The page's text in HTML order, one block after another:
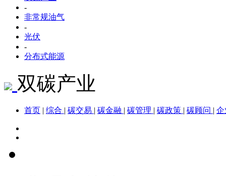
-
非常规油气
-
光伏
-
分布式能源
双碳产业
首页 | 综合 | 碳交易 | 碳金融 | 碳管理 | 碳政策 | 碳顾问 |